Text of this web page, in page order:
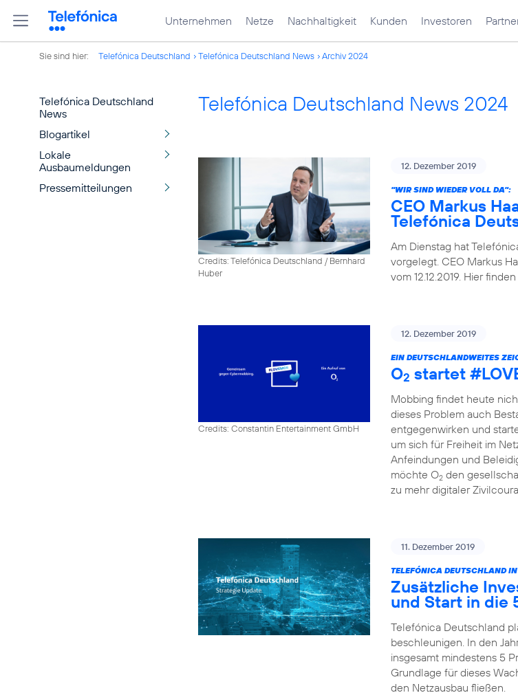
Unternehmen Netze Nachhaltigkeit Kunden Investoren
Sie sind hier: Telefónica Deutschland Telefónica Deutschland News Archiv 2024
Telefónica Deutschland
News
Blogartikel
Lokale
Ausbaumeldungen
Pressemitteilungen
Telefónica Deutschland News 2024
Credits: Telefónica Deutschland / Bernhard
Huber
12. Dezember 2019
"WIR SIND WIEDER VOLL DA":
CEO Markus
Telefónica
Am Dienstag hat
vorgelegt. CEO Markus
vom 12.12.2019. Hier
Credits: Constantin Entertainment GmbH
12. Dezember 2019
EIN DEUTSCHLANDWEITES
O2 startet
Mobbing findet heute
dieses Problem auch
entgegenwirken und
um sich für Freiheit im
Anfeindungen und
möchte O2 den
zu mehr digitaler
11. Dezember 2019
TELEFÓNICA DEUTSCHLAND
Zusätzliche
und Start in die
Telefónica Deutschland
beschleunigen. In den
insgesamt mindestens 5
Grundlage für dieses
den Netzausbau fließen.